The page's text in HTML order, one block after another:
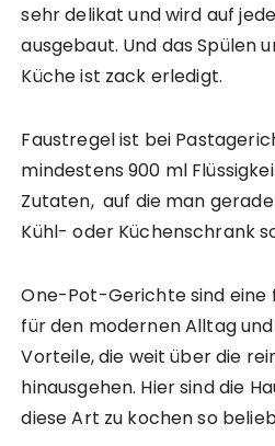
sehr delikat und wird auf
ausgebaut. Und das Spülen
Küche ist zack erledigt.
Faustregel ist bei
mindestens 900 ml
Zutaten, auf die man
Kühl- oder Küchenschrank
One-Pot-Gerichte sind eine
für den modernen Alltag
Vorteile, die weit über die
hinausgehen. Hier sind die
diese Art zu kochen so